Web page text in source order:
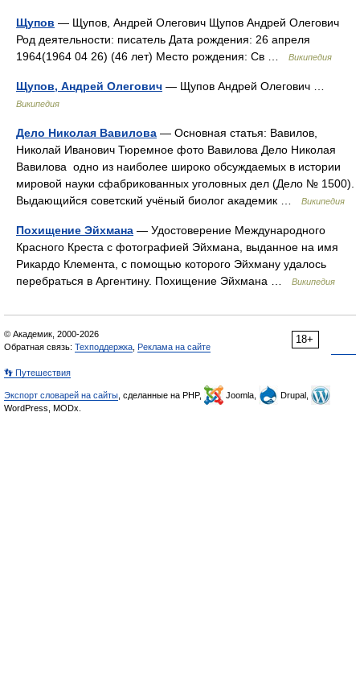
Щупов — Щупов, Андрей Олегович Щупов Андрей Олегович
Род деятельности: писатель Дата рождения: 26 апреля
1964(1964 04 26) (46 лет) Место рождения: Св …
Википедия
Щупов, Андрей Олегович — Щупов Андрей Олегович …
Википедия
Дело Николая Вавилова — Основная статья: Вавилов,
Николай Иванович Тюремное фото Вавилова Дело Николая
Вавилова одно из наиболее широко обсуждаемых в истории
мировой науки сфабрикованных уголовных дел (Дело № 1500).
Выдающийся советский учёный биолог академик …
Википедия
Похищение Эйхмана — Удостоверение Международного
Красного Креста с фотографией Эйхмана, выданное на имя
Рикардо Клемента, с помощью которого Эйхману удалось
перебраться в Аргентину. Похищение Эйхмана …
Википедия
18+
© Академик, 2000-2026
Обратная связь: Техподдержка Реклама на сайте
👣 Путешествия
Экспорт словарей на сайты , сделанные на PHP, Joomla,
Drupal,
WordPress, MODx.